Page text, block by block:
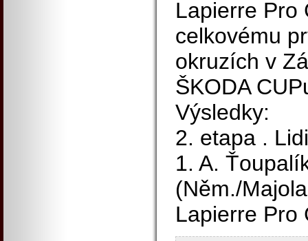
Lapierre Pro
celkovému
okruzích v
ŠKODA
Výsledky:
2. etapa .
1. A.
(Něm./
Lapierre Pro